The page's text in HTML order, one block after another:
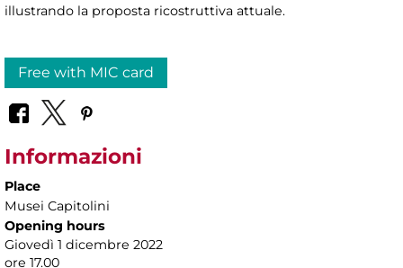
illustrando la proposta ricostruttiva attuale.
Free with MIC card
Informazioni
Place
Musei Capitolini
Opening hours
Giovedì 1 dicembre 2022
ore 17.00